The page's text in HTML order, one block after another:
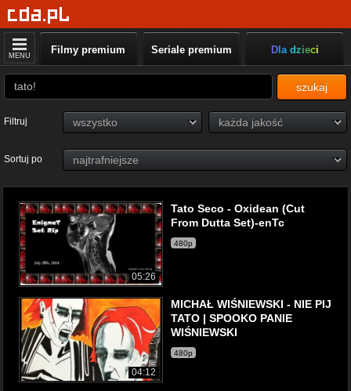
MENU Filmy premium Seriale premium Dla dzieci
szukaj
Filtruj
Sortuj po
05:26
Tato Seco - Oxidean (Cut
From Dutta Set)-enTc
480p
04:12
MICHAŁ WIŚNIEWSKI - NIE PIJ
TATO | SPOOKO PANIE
WIŚNIEWSKI
480p